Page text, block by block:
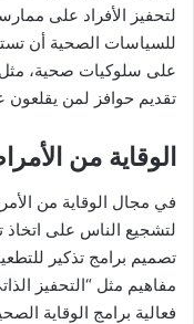
لتحفيز الأفراد على
للسياسات الصحية أن
على سلوكيات صحية، مثل
تقديم حوافز لمن يقلعون
الوقاية من
في مجال الوقاية من
لتشجيع الناس على اتخاذ
تصميم برامج تذكير
مفاهيم مثل “التحفيز
فعالية برامج الوقاية